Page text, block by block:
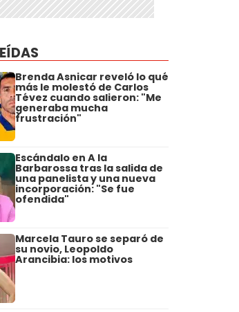
Brenda Asnicar reveló lo qué
más le molestó de Carlos
Tévez cuando salieron: "Me
generaba mucha
frustración"
Escándalo en A la
Barbarossa tras la salida de
una panelista y una nueva
incorporación: "Se fue
ofendida"
Marcela Tauro se separó de
su novio, Leopoldo
Arancibia: los motivos